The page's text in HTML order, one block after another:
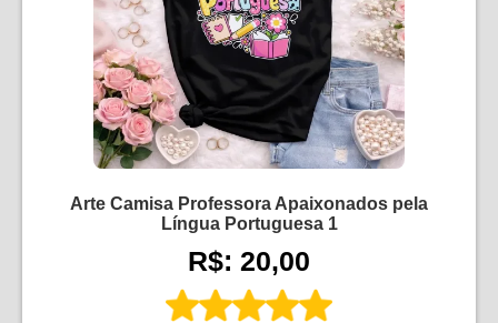
Arte Camisa Professora Apaixonados pela
Língua Portuguesa 1
R$: 20,00